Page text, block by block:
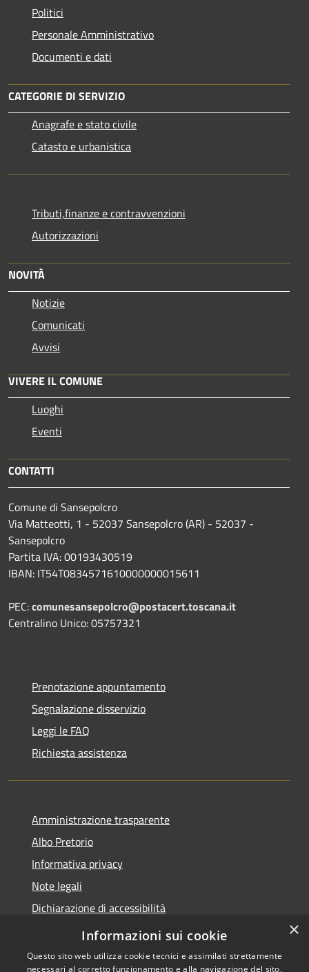
Politici
Personale Amministrativo
Documenti e dati
CATEGORIE DI SERVIZIO
Anagrafe e stato civile
Catasto e urbanistica
Tributi,finanze e contravvenzioni
Autorizzazioni
NOVITÀ
Notizie
Comunicati
Avvisi
VIVERE IL COMUNE
Luoghi
Eventi
CONTATTI
Comune di Sansepolcro
Via Matteotti, 1 - 52037 Sansepolcro (AR) - 52037 -
Sansepolcro
Partita IVA: 00193430519
IBAN: IT54T0834571610000000015611
PEC:comunesansepolcro@postacert.toscana.it
Centralino Unico: 05757321
Prenotazione appuntamento
Segnalazione disservizio
Leggi le FAQ
Richiesta assistenza
Amministrazione trasparente
Albo Pretorio
Informativa privacy
Note legali
Dichiarazione di accessibilità
Piano di miglioramento dei servizi
×
Informazioni sui cookie
Questo sito web utilizza cookie tecnici e assimilati strettamente
necessari al corretto funzionamento e alla navigazione del sito,